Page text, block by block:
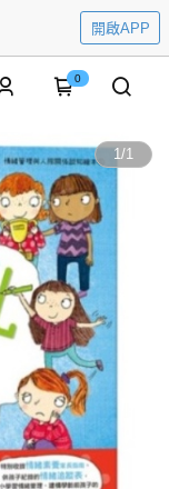
開啟APP
0
1/1